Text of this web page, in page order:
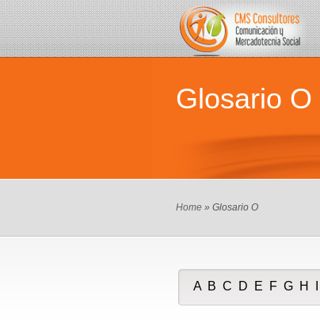
Glosario O
Home » Glosario O
A B C D E F G H